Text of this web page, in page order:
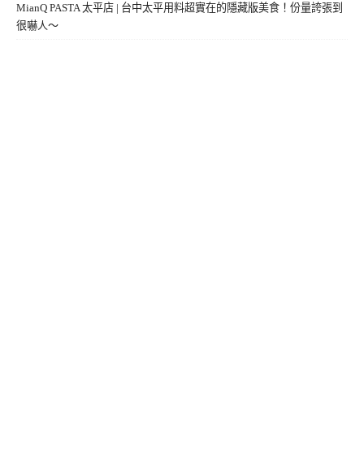
MianQ PASTA 太平店 | 台中太平用料超實在的隱藏版美食！份量誇張到
很嚇人～